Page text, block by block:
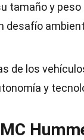
tamaño y peso
desafío
de los
y